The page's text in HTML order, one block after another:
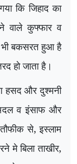
कि जिहाद का
वाले कुफ्फार व
भी बकसरत हुआ है
हो जाता है।
हसद और दुश्मनी
व इंसाफ और
से, इस्लाम
मेबिला ताखीर,